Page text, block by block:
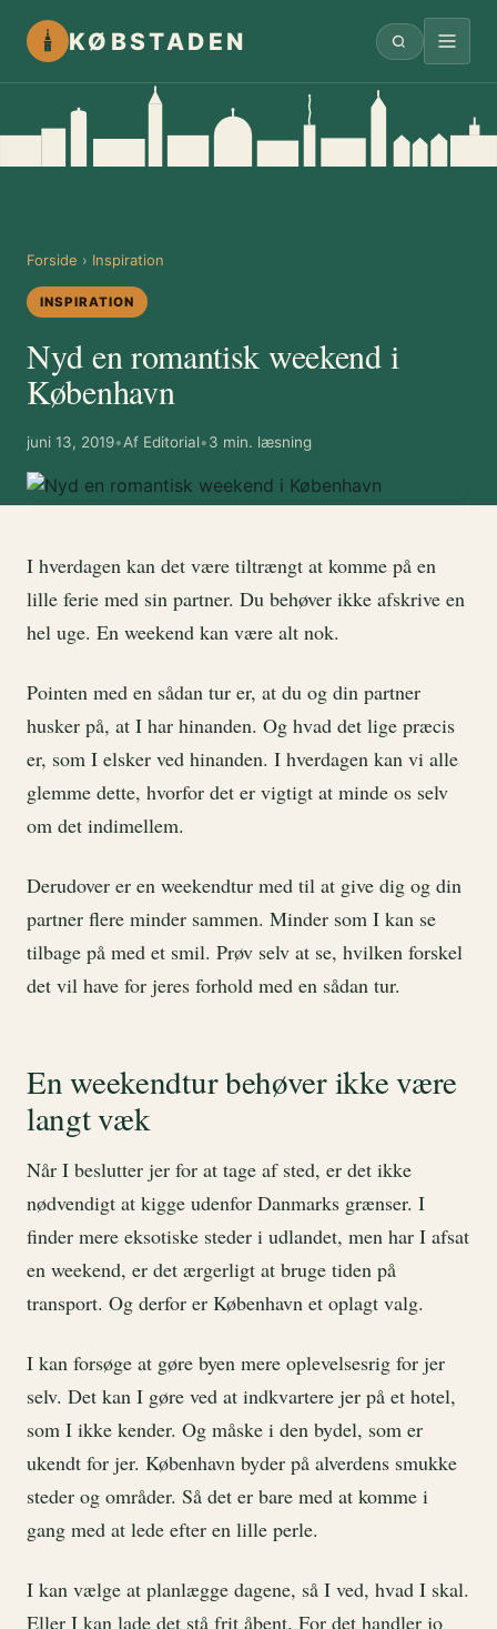
KØBSTADEN
Forside › Inspiration
INSPIRATION
Nyd en romantisk weekend i
København
juni 13, 2019•Af Editorial•3 min. læsning
I hverdagen kan det være tiltrængt at komme på en
lille ferie med sin partner. Du behøver ikke afskrive en
hel uge. En weekend kan være alt nok.
Pointen med en sådan tur er, at du og din partner
husker på, at I har hinanden. Og hvad det lige præcis
er, som I elsker ved hinanden. I hverdagen kan vi alle
glemme dette, hvorfor det er vigtigt at minde os selv
om det indimellem.
Derudover er en weekendtur med til at give dig og din
partner flere minder sammen. Minder som I kan se
tilbage på med et smil. Prøv selv at se, hvilken forskel
det vil have for jeres forhold med en sådan tur.
En weekendtur behøver ikke være
langt væk
Når I beslutter jer for at tage af sted, er det ikke
nødvendigt at kigge udenfor Danmarks grænser. I
finder mere eksotiske steder i udlandet, men har I afsat
en weekend, er det ærgerligt at bruge tiden på
transport. Og derfor er København et oplagt valg.
I kan forsøge at gøre byen mere oplevelsesrig for jer
selv. Det kan I gøre ved at indkvartere jer på et hotel,
som I ikke kender. Og måske i den bydel, som er
ukendt for jer. København byder på alverdens smukke
steder og områder. Så det er bare med at komme i
gang med at lede efter en lille perle.
I kan vælge at planlægge dagene, så I ved, hvad I skal.
Eller I kan lade det stå frit åbent. For det handler jo